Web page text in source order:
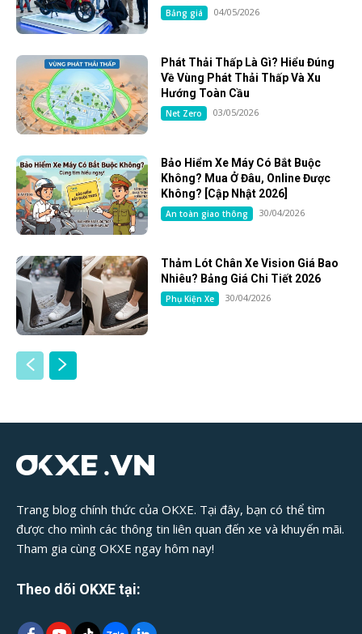
Bảng giá 04/05/2026
Phát Thải Thấp Là Gì? Hiểu Đúng
Về Vùng Phát Thải Thấp Và Xu
Hướng Toàn Cầu
Net Zero 03/05/2026
Bảo Hiểm Xe Máy Có Bắt Buộc
Không? Mua Ở Đâu, Online Được
Không? [Cập Nhật 2026]
An toàn giao thông 30/04/2026
Thảm Lót Chân Xe Vision Giá Bao
Nhiêu? Bảng Giá Chi Tiết 2026
Phụ Kiện Xe 30/04/2026
Trang blog chính thức của OKXE. Tại đây, bạn có thể tìm
được cho mình các thông tin liên quan đến xe và khuyến mãi.
Tham gia cùng OKXE ngay hôm nay!
Theo dõi OKXE tại: